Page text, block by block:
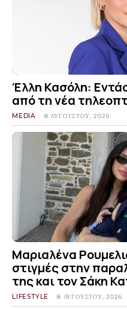
Έλλη Κασόλη:
από τη νέα
MEDIA 8 ΑΥΓΟΎΣΤΟΥ, 2026
Μαριαλένα
στιγμές στην
της και τον Σάκη
LIFESTYLE 8 ΑΥΓΟΎΣΤΟΥ, 2026